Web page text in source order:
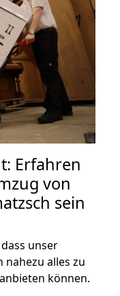
Erfahren
von
sein
unser
alles zu
anbieten können.